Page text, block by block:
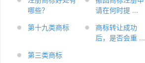
哪些？
请在何时提 ...
第十九类商标
商标转让成功
后，是否会重 ...
第三类商标